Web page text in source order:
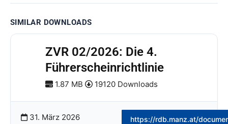
SIMILAR DOWNLOADS
ZVR 02/2026: Die 4.
Führerscheinrichtlinie
1.87 MB 19120 Downloads
31. März 2026 https://rdb.manz.at/